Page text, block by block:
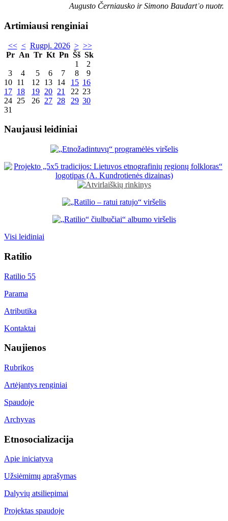
Augusto Černiausko ir Simono Baudart’o nuotr.
Artimiausi renginiai
<< < Rugpj. 2026 > >>
Pr An Tr Kt Pn Šš Sk
1
2
3
4 5 6 7 8
9
10 11 12 13 14 15 16
17 18 19 20 21 22 23
24 25 26 27 28 29 30
31
Naujausi leidiniai
Visi leidiniai
Ratilio
Ratilio 55
Parama
Atributika
Kontaktai
Naujienos
Rubrikos
Artėjantys renginiai
Spaudoje
Archyvas
Etnosocializacija
Apie iniciatyvą
Užsiėmimų aprašymas
Dalyvių atsiliepimai
Projektas spaudoje